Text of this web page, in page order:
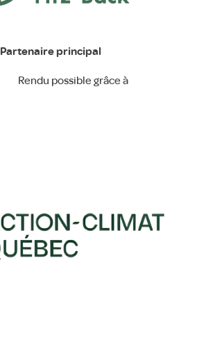
Partenaire principal
Rendu possible grâce à